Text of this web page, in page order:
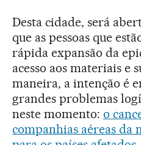
Desta cidade, será
que as pessoas que
rápida expansão da
acesso aos materiais e
maneira, a intenção é
grandes problemas
neste momento: o
companhias aéreas da